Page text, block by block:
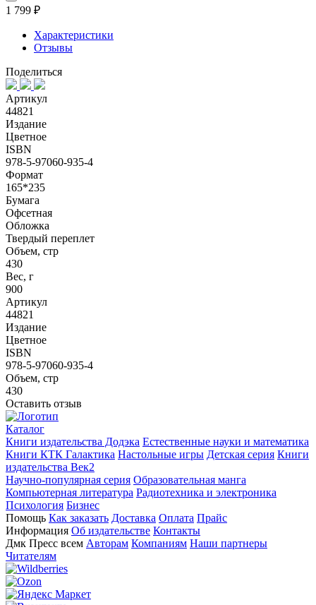
1 799 ₽
Характеристики
Отзывы
Поделиться
Артикул
44821
Издание
Цветное
ISBN
978-5-97060-935-4
Формат
165*235
Бумага
Офсетная
Обложка
Твердый переплет
Объем, стр
430
Вес, г
900
Артикул
44821
Издание
Цветное
ISBN
978-5-97060-935-4
Объем, стр
430
Оставить отзыв
Каталог
Книги издательства Додэка Естественные науки и математика
Книги КТК Галактика Настольные игры Детская серия Книги
издательства Век2
Научно-популярная серия Образовательная манга
Компьютерная литература Радиотехника и электроника
Психология Бизнес
Помощь Как заказать Доставка Оплата Прайс
Информация Об издательстве Контакты
Дмк Пресс всем Авторам Компаниям Наши партнеры
Читателям